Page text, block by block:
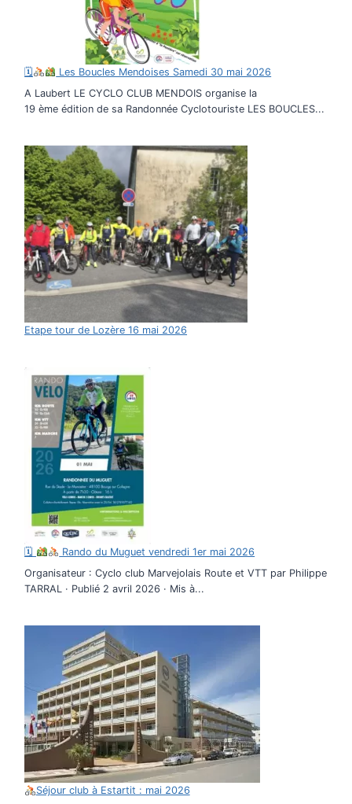
🗓
Les Boucles Mendoises Samedi 30 mai 2026
A Laubert LE CYCLO CLUB MENDOIS organise la
19 ème édition de sa Randonnée Cyclotouriste LES BOUCLES...
Etape tour de Lozère 16 mai 2026
🗓
Rando du Muguet vendredi 1er mai 2026
Organisateur : Cyclo club Marvejolais Route et VTT par Philippe
TARRAL · Publié 2 avril 2026 · Mis à...
Séjour club à Estartit : mai 2026